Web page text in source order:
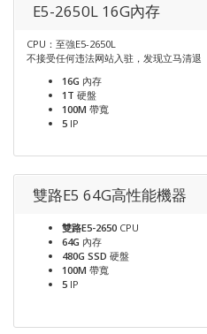
E5-2650L 16G內存
CPU：至強E5-2650L
不接受任何违法网站入驻，发现立马清退
16G 內存
1T 硬盤
100M 帶寬
5 IP
雙路E5 64G高性能機器
雙路E5-2650 CPU
64G 內存
480G SSD 硬盤
100M 帶寬
5 IP